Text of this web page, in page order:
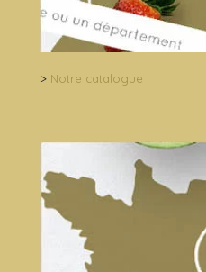
> Notre catalogue